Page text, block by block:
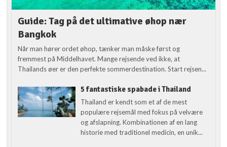
Guide: Tag på det ultimative øhop nær
Bangkok
Når man hører ordet øhop, tænker man måske først og
fremmest på Middelhavet. Mange rejsende ved ikke, at
Thailands øer er den perfekte sommerdestination. Start rejsen...
5 fantastiske spabade i Thailand
Thailand er kendt som et af de mest
populære rejsemål med fokus på velvære
og afslapning. Kombinationen af en lang
historie med traditionel medicin, en unik...